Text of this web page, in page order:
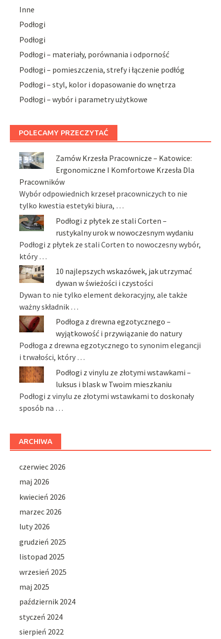
Inne
Podłogi
Podłogi
Podłogi – materiały, porównania i odporność
Podłogi – pomieszczenia, strefy i łączenie podłóg
Podłogi – styl, kolor i dopasowanie do wnętrza
Podłogi – wybór i parametry użytkowe
POLECAMY PRZECZYTAĆ
Zamów Krzesła Pracownicze – Katowice:
Ergonomiczne I Komfortowe Krzesła Dla
Pracowników
Wybór odpowiednich krzeseł pracowniczych to nie
tylko kwestia estetyki biura, …
Podłogi z płytek ze stali Corten –
rustykalny urok w nowoczesnym wydaniu
Podłogi z płytek ze stali Corten to nowoczesny wybór,
który …
10 najlepszych wskazówek, jak utrzymać
dywan w świeżości i czystości
Dywan to nie tylko element dekoracyjny, ale także
ważny składnik …
Podłoga z drewna egzotycznego –
wyjątkowość i przywiązanie do natury
Podłoga z drewna egzotycznego to synonim elegancji
i trwałości, który …
Podłogi z vinylu ze złotymi wstawkami –
luksus i blask w Twoim mieszkaniu
Podłogi z vinylu ze złotymi wstawkami to doskonały
sposób na …
ARCHIWA
czerwiec 2026
maj 2026
kwiecień 2026
marzec 2026
luty 2026
grudzień 2025
listopad 2025
wrzesień 2025
maj 2025
październik 2024
styczeń 2024
sierpień 2022